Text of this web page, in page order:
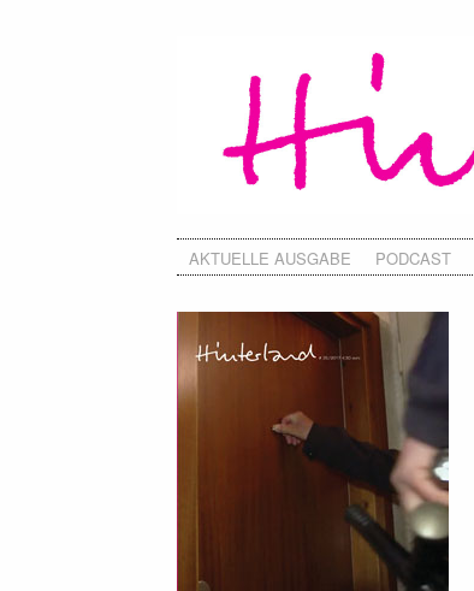
AKTUELLE AUSGABE PODCAST